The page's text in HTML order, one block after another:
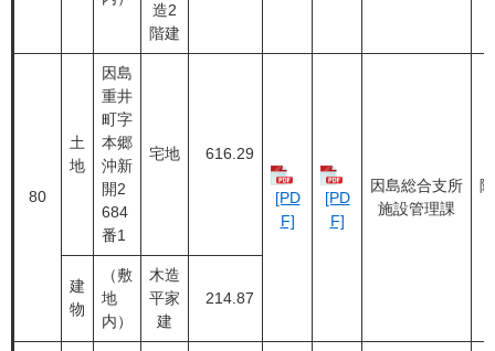
造2
階建
80
土
地
因島
重井
町字
本郷
沖新
開2
684
番1
宅地 616.29
[PD
F]
[PD
F]
因島総合支所
施設管理課
建
物
（敷
地
内）
木造
平家
建
214.87